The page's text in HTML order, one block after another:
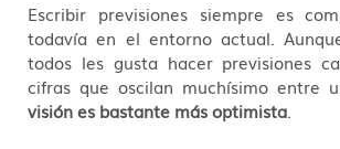
Escribir previsiones siempre es
todavía en el entorno actual.
todos les gusta hacer previsiones
cifras que oscilan muchísimo entre
visión es bastante más optimista